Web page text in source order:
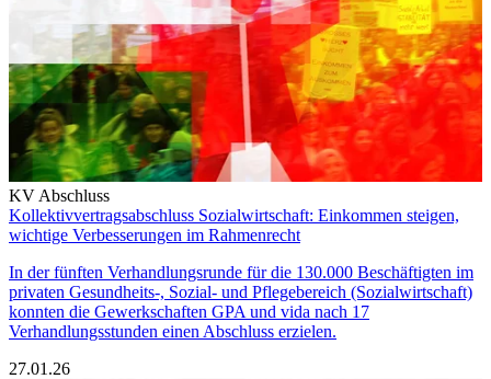
KV Abschluss
Kollektivvertragsabschluss Sozialwirtschaft: Einkommen steigen,
wichtige Verbesserungen im Rahmenrecht
In der fünften Verhandlungsrunde für die 130.000 Beschäftigten im
privaten Gesundheits-, Sozial- und Pflegebereich (Sozialwirtschaft)
konnten die Gewerkschaften GPA und vida nach 17
Verhandlungsstunden einen Abschluss erzielen.
27.01.26